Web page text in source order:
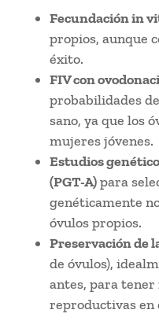
Fecundación in
propios, aunque
éxito.
FIV con
probabilidades
sano, ya que los
mujeres jóvenes.
Estudios
(PGT-A)para
genéticamente
óvulos propios.
Preservación de
de óvulos),
antes, para
reproductivas en